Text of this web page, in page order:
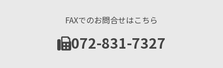
FAXでのお問合せはこちら
072-831-7327